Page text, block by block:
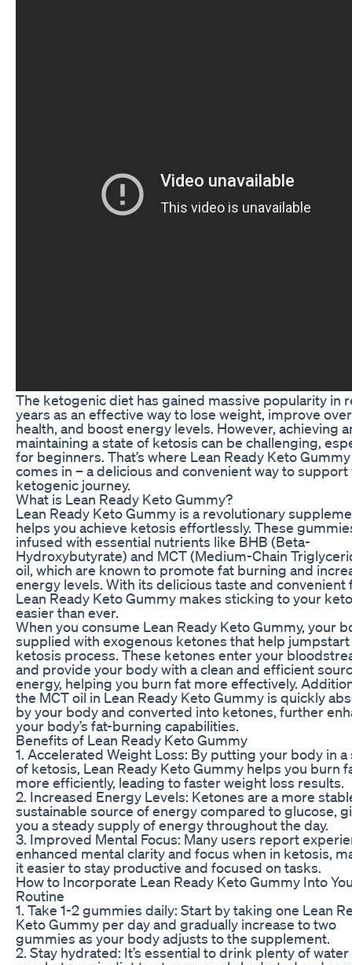
The ketogenic diet has gained massive popularity in
years as an effective way to lose weight, improve
health, and boost energy levels. However, achieving
maintaining a state of ketosis can be challenging,
for beginners. That’s where Lean Ready Keto Gummy
comes in – a delicious and convenient way to support
ketogenic journey.
What is Lean Ready Keto Gummy?
Lean Ready Keto Gummy is a revolutionary
helps you achieve ketosis effortlessly. These
infused with essential nutrients like BHB (Beta-
Hydroxybutyrate) and MCT (Medium-Chain
oil, which are known to promote fat burning and
energy levels. With its delicious taste and convenient
Lean Ready Keto Gummy makes sticking to your
easier than ever.
When you consume Lean Ready Keto Gummy, your
supplied with exogenous ketones that help
ketosis process. These ketones enter your
and provide your body with a clean and efficient
energy, helping you burn fat more effectively.
the MCT oil in Lean Ready Keto Gummy is quickly
by your body and converted into ketones, further
your body’s fat-burning capabilities.
Benefits of Lean Ready Keto Gummy
1. Accelerated Weight Loss: By putting your body in a
of ketosis, Lean Ready Keto Gummy helps you burn
more efficiently, leading to faster weight loss results.
2. Increased Energy Levels: Ketones are a more
sustainable source of energy compared to glucose,
you a steady supply of energy throughout the day.
3. Improved Mental Focus: Many users report
enhanced mental clarity and focus when in ketosis,
it easier to stay productive and focused on tasks.
How to Incorporate Lean Ready Keto Gummy Into
Routine
1. Take 1-2 gummies daily: Start by taking one Lean
Keto Gummy per day and gradually increase to two
gummies as your body adjusts to the supplement.
2. Stay hydrated: It’s essential to drink plenty of